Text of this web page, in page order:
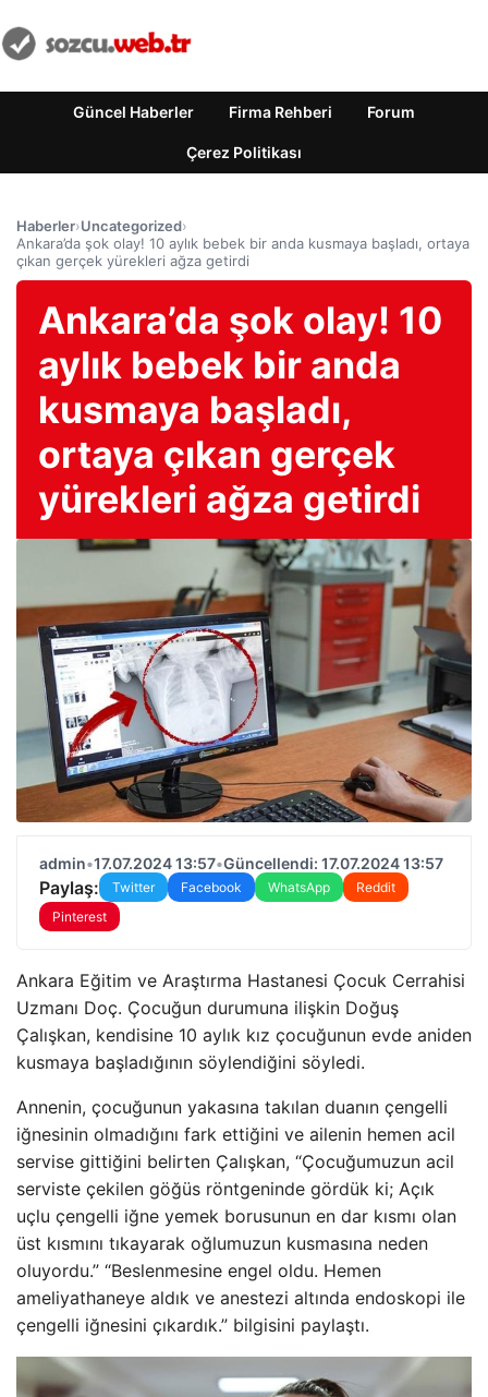
Güncel Haberler Firma Rehberi Forum
Çerez Politikası
Haberler›Uncategorized›
Ankara’da şok olay! 10 aylık bebek bir anda kusmaya başladı, ortaya
çıkan gerçek yürekleri ağza getirdi
Ankara’da şok olay! 10
aylık bebek bir anda
kusmaya başladı,
ortaya çıkan gerçek
yürekleri ağza getirdi
admin•17.07.2024 13:57•Güncellendi: 17.07.2024 13:57
Paylaş: Twitter Facebook WhatsApp
Reddit
Pinterest
Ankara Eğitim ve Araştırma Hastanesi Çocuk Cerrahisi
Uzmanı Doç. Çocuğun durumuna ilişkin Doğuş
Çalışkan, kendisine 10 aylık kız çocuğunun evde aniden
kusmaya başladığının söylendiğini söyledi.
Annenin, çocuğunun yakasına takılan duanın çengelli
iğnesinin olmadığını fark ettiğini ve ailenin hemen acil
servise gittiğini belirten Çalışkan, “Çocuğumuzun acil
serviste çekilen göğüs röntgeninde gördük ki; Açık
uçlu çengelli iğne yemek borusunun en dar kısmı olan
üst kısmını tıkayarak oğlumuzun kusmasına neden
oluyordu.” “Beslenmesine engel oldu. Hemen
ameliyathaneye aldık ve anestezi altında endoskopi ile
çengelli iğnesini çıkardık.” bilgisini paylaştı.